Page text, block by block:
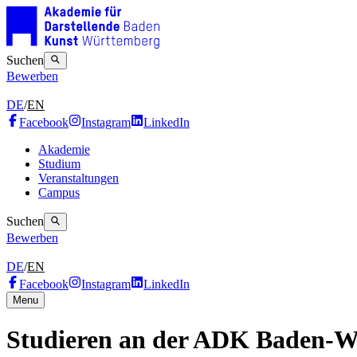
Suchen
Bewerben
DE/EN
Facebook
Instagram
LinkedIn
Akademie
Studium
Veranstaltungen
Campus
Suchen
Bewerben
DE/EN
Facebook
Instagram LinkedIn
Menu
Studieren an der ADK Baden-